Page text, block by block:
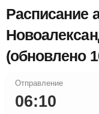
Расписание
(обновлено
06:10